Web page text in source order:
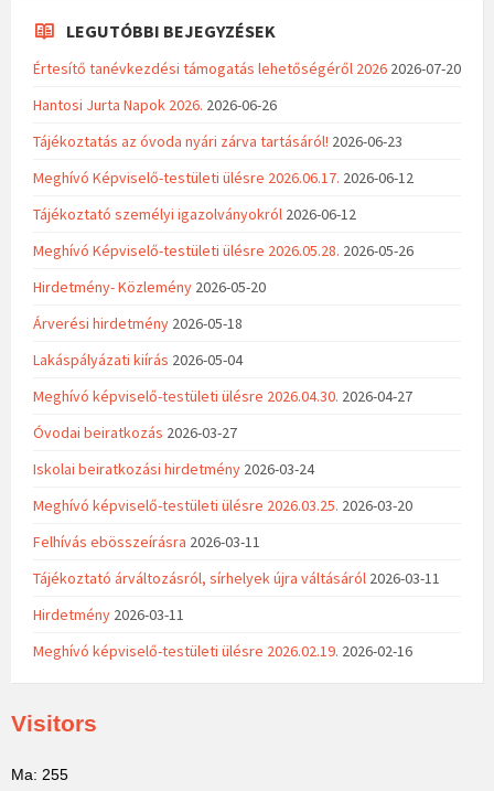
LEGUTÓBBI BEJEGYZÉSEK
Értesítő tanévkezdési támogatás lehetőségéről 2026 2026-07-20
Hantosi Jurta Napok 2026. 2026-06-26
Tájékoztatás az óvoda nyári zárva tartásáról! 2026-06-23
Meghívó Képviselő-testületi ülésre 2026.06.17. 2026-06-12
Tájékoztató személyi igazolványokról 2026-06-12
Meghívó Képviselő-testületi ülésre 2026.05.28. 2026-05-26
Hirdetmény- Közlemény 2026-05-20
Árverési hirdetmény 2026-05-18
Lakáspályázati kiírás 2026-05-04
Meghívó képviselő-testületi ülésre 2026.04.30. 2026-04-27
Óvodai beiratkozás 2026-03-27
Iskolai beiratkozási hirdetmény 2026-03-24
Meghívó képviselő-testületi ülésre 2026.03.25. 2026-03-20
Felhívás ebösszeírásra 2026-03-11
Tájékoztató árváltozásról, sírhelyek újra váltásáról 2026-03-11
Hirdetmény 2026-03-11
Meghívó képviselő-testületi ülésre 2026.02.19. 2026-02-16
Visitors
Ma: 255